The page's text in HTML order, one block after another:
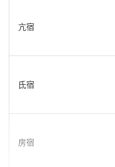
亢宿
氐宿
房宿